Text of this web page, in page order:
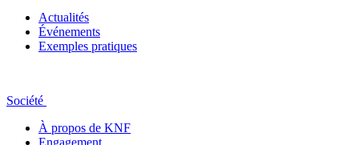
Actualités
Événements
Exemples pratiques
Société
À propos de KNF
Engagement